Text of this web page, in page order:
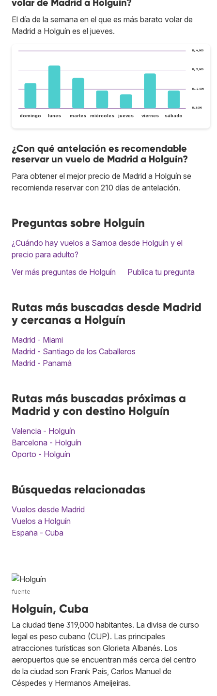
volar de Madrid a Holguín?
El día de la semana en el que es más barato volar de
Madrid a Holguín es el jueves.
B/.1,000
B/.2,000
B/.3,000
B/.4,000
domingo lunes martes miércoles jueves viernes sábado
¿Con qué antelación es recomendable
reservar un vuelo de Madrid a Holguín?
Para obtener el mejor precio de Madrid a Holguín se
recomienda reservar con 210 días de antelación.
Preguntas sobre Holguín
¿Cuándo hay vuelos a Samoa desde Holguín y el
precio para adulto?
Ver más preguntas de Holguín
Publica tu pregunta
Rutas más buscadas desde Madrid
y cercanas a Holguín
Madrid - Miami
Madrid - Santiago de los Caballeros
Madrid - Panamá
Rutas más buscadas próximas a
Madrid y con destino Holguín
Valencia - Holguín
Barcelona - Holguín
Oporto - Holguín
Búsquedas relacionadas
Vuelos desde Madrid
Vuelos a Holguín
España - Cuba
fuente
Holguín, Cuba
La ciudad tiene 319,000 habitantes. La divisa de curso
legal es peso cubano (CUP). Las principales
atracciones turísticas son Glorieta Albanés. Los
aeropuertos que se encuentran más cerca del centro
de la ciudad son Frank País, Carlos Manuel de
Céspedes y Hermanos Ameijeiras.